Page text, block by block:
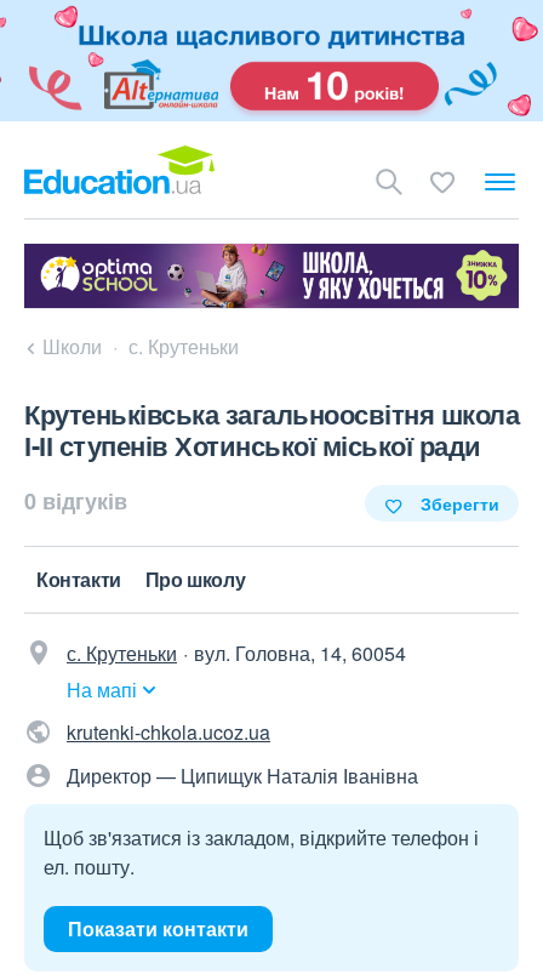
Школи с. Крутеньки
Крутеньківська загальноосвітня школа
І-ІІ ступенів Хотинської міської ради
0 відгуків Зберегти
Контакти Про школу
с. Крутеньки
вул. Головна, 14, 60054
На мапі
krutenki-chkola.ucoz.ua
Директор — Ципищук Наталія Іванівна
Щоб зв'язатися із закладом, відкрийте телефон і
ел. пошту.
Показати контакти